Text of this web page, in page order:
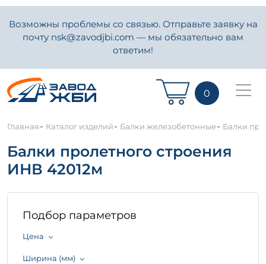
Возможны проблемы со связью. Отправьте заявку на
почту nsk@zavodjbi.com — мы обязательно вам
ответим!
0
Главная- Каталог изделий- Балки железобетонные- Балки
Балки пролетного строения
ИНВ 42012м
Подбор параметров
Цена
Ширина (мм)